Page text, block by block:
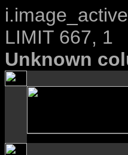
LIMIT 667, 1
Unknown